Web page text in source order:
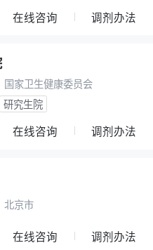
在线咨询 调剂办法
国家卫生健康委员会
研究生院
在线咨询 调剂办法
北京市
在线咨询 调剂办法